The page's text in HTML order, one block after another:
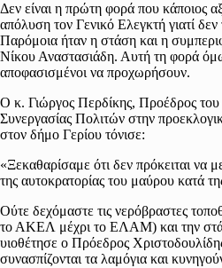
Δεν είναι η πρώτη φορά που κάποιος
απόλυση τον Γενικό Ελεγκτή γιατί
Παρόμοια ήταν η στάση και η
Νίκου Αναστασιάδη. Αυτή τη φορά
αποφασισμένοι να προχωρήσουν.
Ο κ. Γιώργος Περδίκης, Προέδρος
Συνεργασίας Πολιτών στην
στον δήμο Γερίου τόνισε:
«Ξεκαθαρίσαμε ότι δεν πρόκειται να
της αυτοκρατορίας του μαύρου κατά
Ούτε δεχόμαστε τις νερόβραστες
το ΑΚΕΛ μέχρι το ΕΛΑΜ) και την
υιοθέτησε ο Πρόεδρος
συνασπίζονται τα λαμόγια και